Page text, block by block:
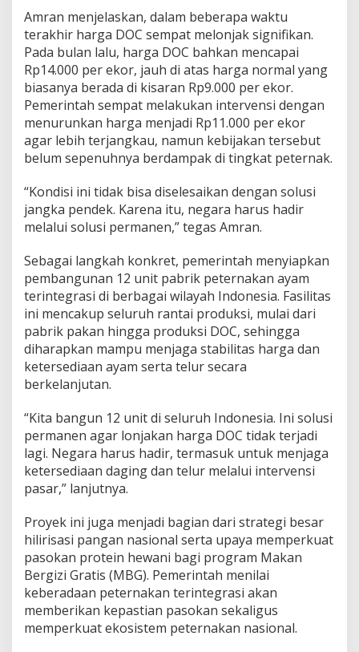
Amran menjelaskan, dalam beberapa waktu
terakhir harga DOC sempat melonjak signifikan.
Pada bulan lalu, harga DOC bahkan mencapai
Rp14.000 per ekor, jauh di atas harga normal yang
biasanya berada di kisaran Rp9.000 per ekor.
Pemerintah sempat melakukan intervensi dengan
menurunkan harga menjadi Rp11.000 per ekor
agar lebih terjangkau, namun kebijakan tersebut
belum sepenuhnya berdampak di tingkat peternak.
“Kondisi ini tidak bisa diselesaikan dengan solusi
jangka pendek. Karena itu, negara harus hadir
melalui solusi permanen,” tegas Amran.
Sebagai langkah konkret, pemerintah menyiapkan
pembangunan 12 unit pabrik peternakan ayam
terintegrasi di berbagai wilayah Indonesia. Fasilitas
ini mencakup seluruh rantai produksi, mulai dari
pabrik pakan hingga produksi DOC, sehingga
diharapkan mampu menjaga stabilitas harga dan
ketersediaan ayam serta telur secara
berkelanjutan.
“Kita bangun 12 unit di seluruh Indonesia. Ini solusi
permanen agar lonjakan harga DOC tidak terjadi
lagi. Negara harus hadir, termasuk untuk menjaga
ketersediaan daging dan telur melalui intervensi
pasar,” lanjutnya.
Proyek ini juga menjadi bagian dari strategi besar
hilirisasi pangan nasional serta upaya memperkuat
pasokan protein hewani bagi program Makan
Bergizi Gratis (MBG). Pemerintah menilai
keberadaan peternakan terintegrasi akan
memberikan kepastian pasokan sekaligus
memperkuat ekosistem peternakan nasional.